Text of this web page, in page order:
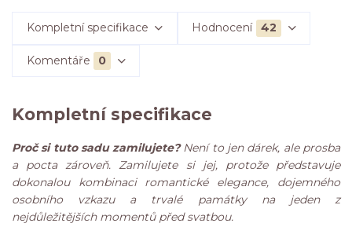
Kompletní specifikace Hodnocení 42
Komentáře 0
Kompletní specifikace
Proč si tuto sadu zamilujete?Není to jen dárek, ale prosba
a pocta zároveň. Zamilujete si jej, protože představuje
dokonalou kombinaci romantické elegance, dojemného
osobního vzkazu a trvalé památky na jeden z
nejdůležitějších momentů před svatbou.